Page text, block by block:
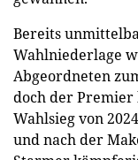
Bereits
Wahlniederlage
Abgeordneten
doch der
Wahlsieg von
und nach der